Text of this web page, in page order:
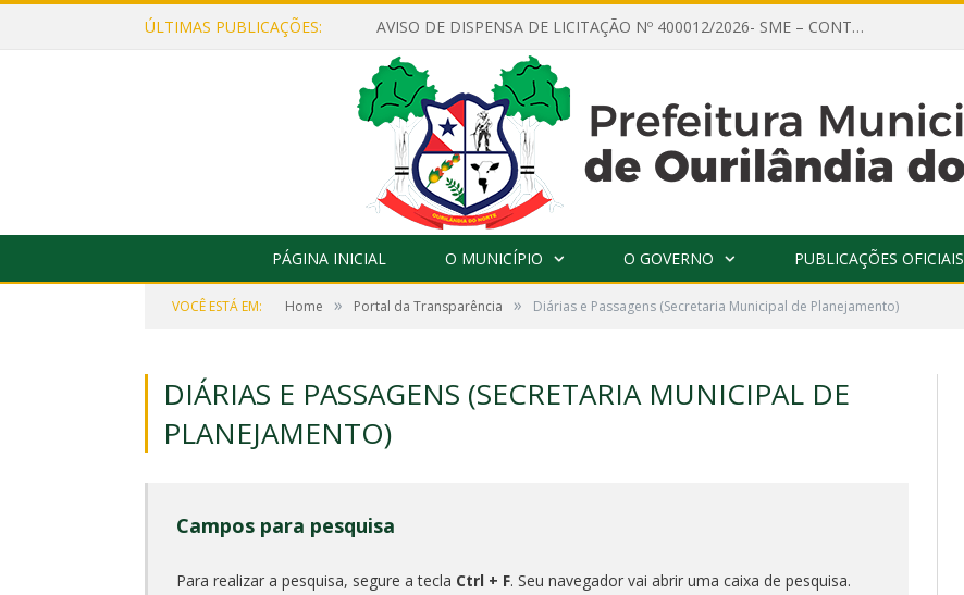
ÚLTIMAS PUBLICAÇÕES: AVISO DE DISPENSA DE LICITAÇÃO Nº 400012/2026- SME – CONTRATAÇÃO DE EMPRESA ESPECIALIZADA PARA LOCAÇÃO DE ÔNIBUS EXECUTIVO COM CAPACIDADE DE 60 (SESSENTA) POLTRONAS, PARA TRANSPORTAR PROFESSORES RESPONSÁVEIS E ALUNOS PARA BRASÍLIA, COM SAÍDA DIA 10/08/2026 E RETORNO DIA 14/08/2026
PÁGINA INICIAL O MUNICÍPIO O GOVERNO PUBLICAÇÕES OFICIAIS
VOCÊ ESTÁ EM: Home » Portal da Transparência » Diárias e Passagens (Secretaria Municipal de Planejamento)
DIÁRIAS E PASSAGENS (SECRETARIA MUNICIPAL DE
PLANEJAMENTO)
Campos para pesquisa
Para realizar a pesquisa, segure a tecla Ctrl + F. Seu navegador vai abrir uma caixa de pesquisa.